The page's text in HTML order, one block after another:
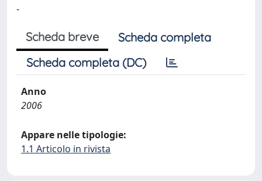
-
Scheda breve
Scheda completa
Scheda completa (DC)
Anno
2006
Appare nelle tipologie:
1.1 Articolo in rivista